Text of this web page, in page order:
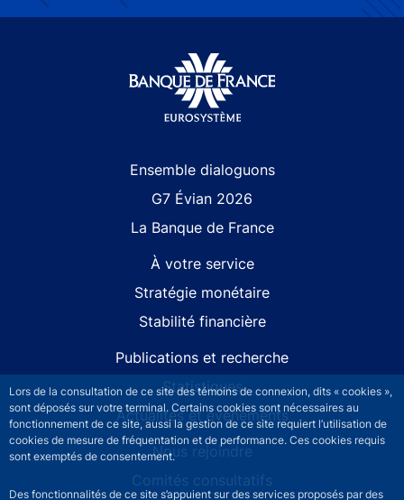
Lors de la consultation de ce site des témoins de connexion, dits « cookies »,
sont déposés sur votre terminal. Certains cookies sont nécessaires au
fonctionnement de ce site, aussi la gestion de ce site requiert l’utilisation de
cookies de mesure de fréquentation et de performance. Ces cookies requis
sont exemptés de consentement.
Des fonctionnalités de ce site s’appuient sur des services proposés par des
Ensemble dialoguons
G7 Évian 2026
La Banque de France
À votre service
Stratégie monétaire
Stabilité financière
Publications et recherche
Statistiques
Actualités et événements
Nous rejoindre
Comités consultatifs